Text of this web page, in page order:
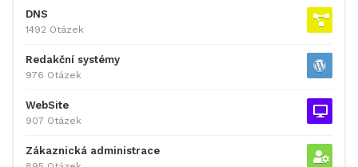
DNS
1492 Otázek
Redakční systémy
976 Otázek
WebSite
907 Otázek
Zákaznická administrace